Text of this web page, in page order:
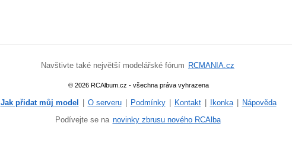
Navštivte také největší modelářské fórum RCMANIA.cz
© 2026 RCAlbum.cz - všechna práva vyhrazena
Jak přidat můj model O serveru Podmínky Kontakt Ikonka
Nápověda
Podívejte se na novinky zbrusu nového RCAlba